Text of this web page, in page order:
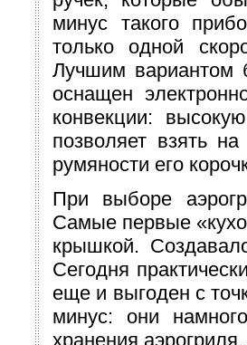
минус такого
только одной
Лучшим вариантом
оснащен
конвекции:
позволяет взять
румяности его
При выборе
Самые первые
крышкой.
Сегодня
еще и выгоден с
минус: они
хранения аэрогриля.